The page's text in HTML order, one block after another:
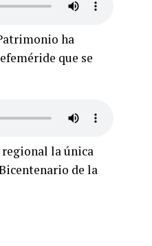
ha
que se
regional la única
de la